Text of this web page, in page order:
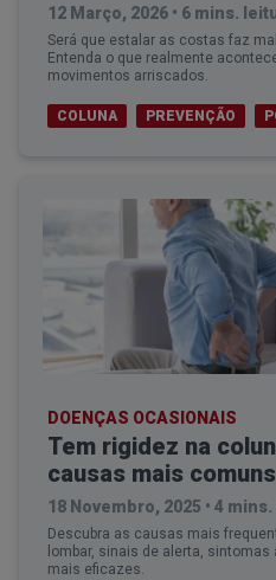
12 Março, 2026 • 6 mins.
Será que estalar as costas faz
Entenda o que realmente
movimentos arriscados.
COLUNA PREVENÇÃO
DOENÇAS OCASIONAIS
Tem rigidez na
causas mais comuns
18 Novembro, 2025 • 4
Descubra as causas mais
lombar, sinais de alerta,
mais eficazes.